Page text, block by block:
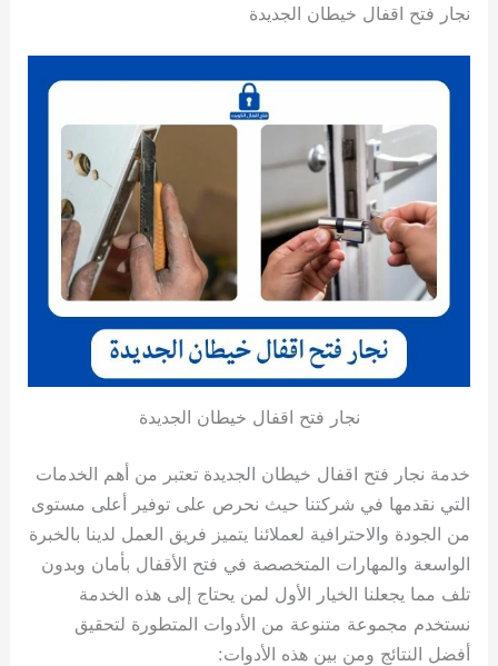
نجار فتح اقفال خيطان الجديدة
نجار فتح اقفال خيطان الجديدة
خدمة نجار فتح اقفال خيطان الجديدة تعتبر من أهم الخدمات
التي نقدمها في شركتنا حيث نحرص على توفير أعلى مستوى
من الجودة والاحترافية لعملائنا يتميز فريق العمل لدينا بالخبرة
الواسعة والمهارات المتخصصة في فتح الأقفال بأمان وبدون
تلف مما يجعلنا الخيار الأول لمن يحتاج إلى هذه الخدمة
نستخدم مجموعة متنوعة من الأدوات المتطورة لتحقيق
أفضل النتائج ومن بين هذه الأدوات: